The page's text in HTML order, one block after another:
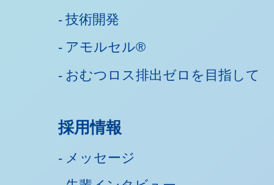
技術開発
アモルセル®
おむつロス排出ゼロを目指して
採用情報
メッセージ